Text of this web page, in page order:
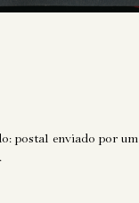
postal enviado por